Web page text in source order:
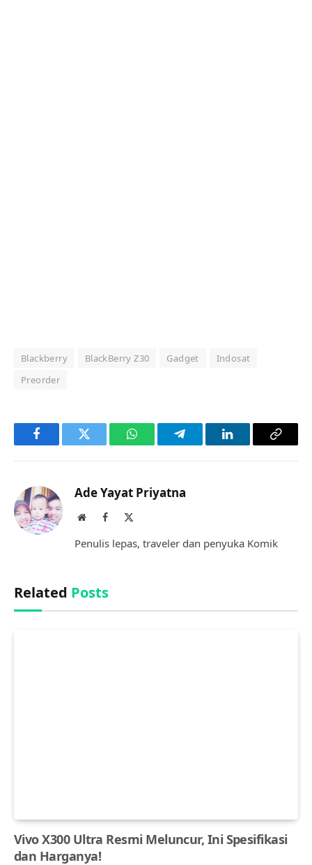
Blackberry BlackBerry Z30 Gadget
Indosat
Preorder
FacebookTwitter WhatsAppTelegramLinkedInCopy
Ade Yayat Priyatna
WebsiteFacebook
Penulis lepas, traveler dan penyuka Komik
Related Posts
Vivo X300 Ultra Resmi Meluncur, Ini Spesifikasi
dan Harganya!